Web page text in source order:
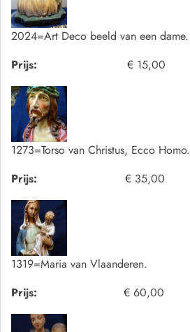
2024=Art Deco beeld van een dame.
Prijs:
€ 15,00
1273=Torso van Christus, Ecco Homo.
Prijs:
€ 35,00
1319=Maria van Vlaanderen.
Prijs:
€ 60,00